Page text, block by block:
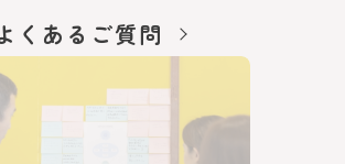
くあるご質問